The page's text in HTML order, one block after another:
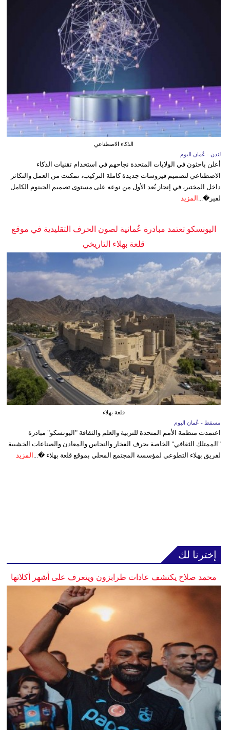
الذكاء الاصطناعي
لندن - عُمان اليوم
أعلن باحثون في الولايات المتحدة نجاحهم في استخدام تقنيات الذكاء
الاصطناعي لتصميم فيروسات جديدة كاملة التركيب، تمكنت من العمل والتكاثر
داخل المختبر، في إنجاز يُعد الأول من نوعه على مستوى تصميم الجينوم الكامل
لفير�... المزيد
اليونسكو تعتمد مبادرة عُمانية لصون الحرف التقليدية في موقع
قلعة بهلاء التاريخي
قلعة بهلاء
مسقط - عُمان اليوم
اعتمدت منظمة الأمم المتحدة للتربية والعلم والثقافة "اليونسكو" مبادرة
"الممتلك الثقافي" الخاصة بحرف الفخار والنحاس والمعادن والصناعات الخشبية
لفريق بهلاء التطوعي لمؤسسة المجتمع المحلي بموقع قلعة بهلاء �... المزيد
إخترنا لك
محمد صلاح يكتشف عادات طرابزون ويتعرف على أشهر أكلاتها